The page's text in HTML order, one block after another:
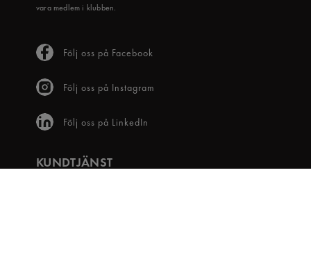
vara medlem i klubben.
Följ oss på Facebook
Följ oss på Instagram
Följ oss på LinkedIn
KUNDTJÄNST